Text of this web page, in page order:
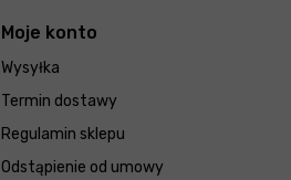
Moje konto
Wysyłka
Termin dostawy
Regulamin sklepu
Odstąpienie od umowy